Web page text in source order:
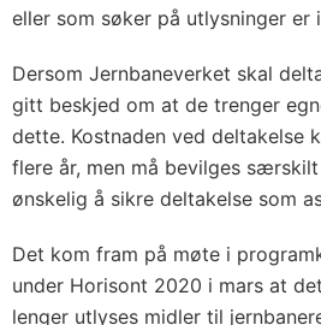
eller som søker på utlysninger er
Dersom Jernbaneverket skal
gitt beskjed om at de trenger
dette. Kostnaden ved deltakelse
flere år, men må bevilges
ønskelig å sikre deltakelse som
Det kom fram på møte i
under Horisont 2020 i mars at
lenger utlyses midler til